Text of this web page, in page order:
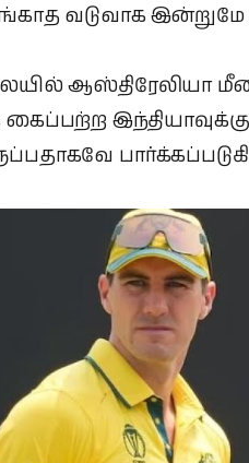
வடுவாக
ஆஸ்திரேலியா